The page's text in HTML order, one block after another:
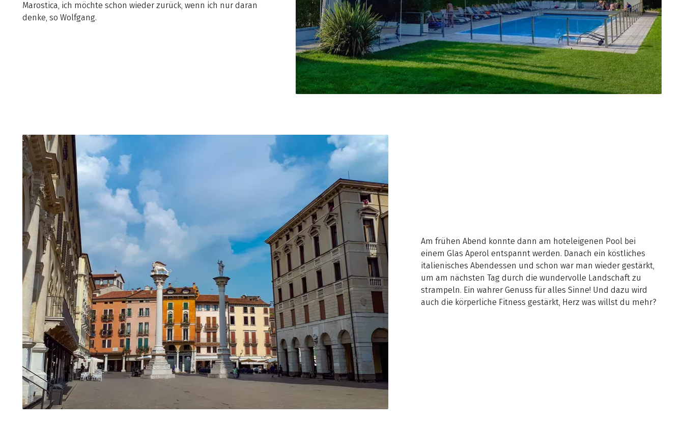
Marostica, ich möchte schon wieder zurück, wenn ich nur daran
denke, so Wolfgang.
Am frühen Abend konnte dann am hoteleigenen Pool bei
einem Glas Aperol entspannt werden. Danach ein köstliches
italienisches Abendessen und schon war man wieder gestärkt,
um am nächsten Tag durch die wundervolle Landschaft zu
strampeln. Ein wahrer Genuss für alles Sinne! Und dazu wird
auch die körperliche Fitness gestärkt, Herz was willst du mehr?